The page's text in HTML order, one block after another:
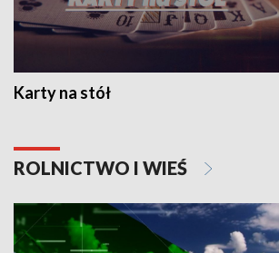
Karty na stół
ROLNICTWO I WIEŚ